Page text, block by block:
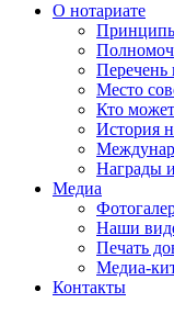
О нотариате
Принципы
Перечень
Место
Кто
История
Награды
Медиа
Наши
Печать
Медиа-
Контакты